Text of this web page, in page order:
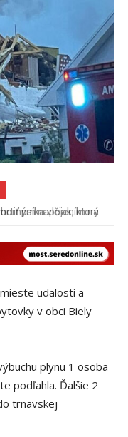
napojením na
udalosti a
v obci Biely
plynu 1 osoba
podľahla. Ďalšie 2
trnavskej